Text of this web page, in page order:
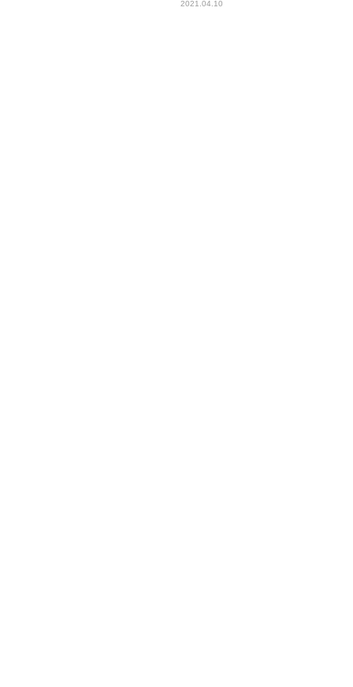
に密着
2021.04.10